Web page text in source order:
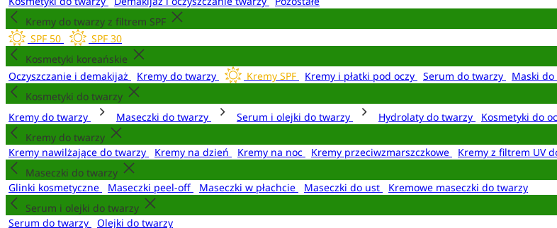
Kremy do twarzy z filtrem SPF
SPF 50
SPF 30
Kosmetyki koreańskie
Oczyszczanie i demakijaż
Kremy do twarzy Kremy SPF Kremy i płatki pod oczy Serum do twarzy Maski
Kosmetyki do twarzy
Kremy do twarzy
Maseczki do twarzy Serum i olejki do twarzy Hydrolaty do twarzy Kosmetyki do
Kremy do twarzy
Kremy nawilżające do twarzy
Kremy na dzień Kremy na noc Kremy przeciwzmarszczkowe Kremy z filtrem UV
Maseczki do twarzy
Glinki kosmetyczne
Maseczki peel-off Maseczki w płachcie Maseczki do ust
Kremowe maseczki do twarzy
Serum i olejki do twarzy
Serum do twarzy
Olejki do twarzy